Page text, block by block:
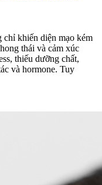
chỉ khiến diện mạo kém
thái và cảm xúc
thiếu dưỡng chất,
và hormone. Tuy